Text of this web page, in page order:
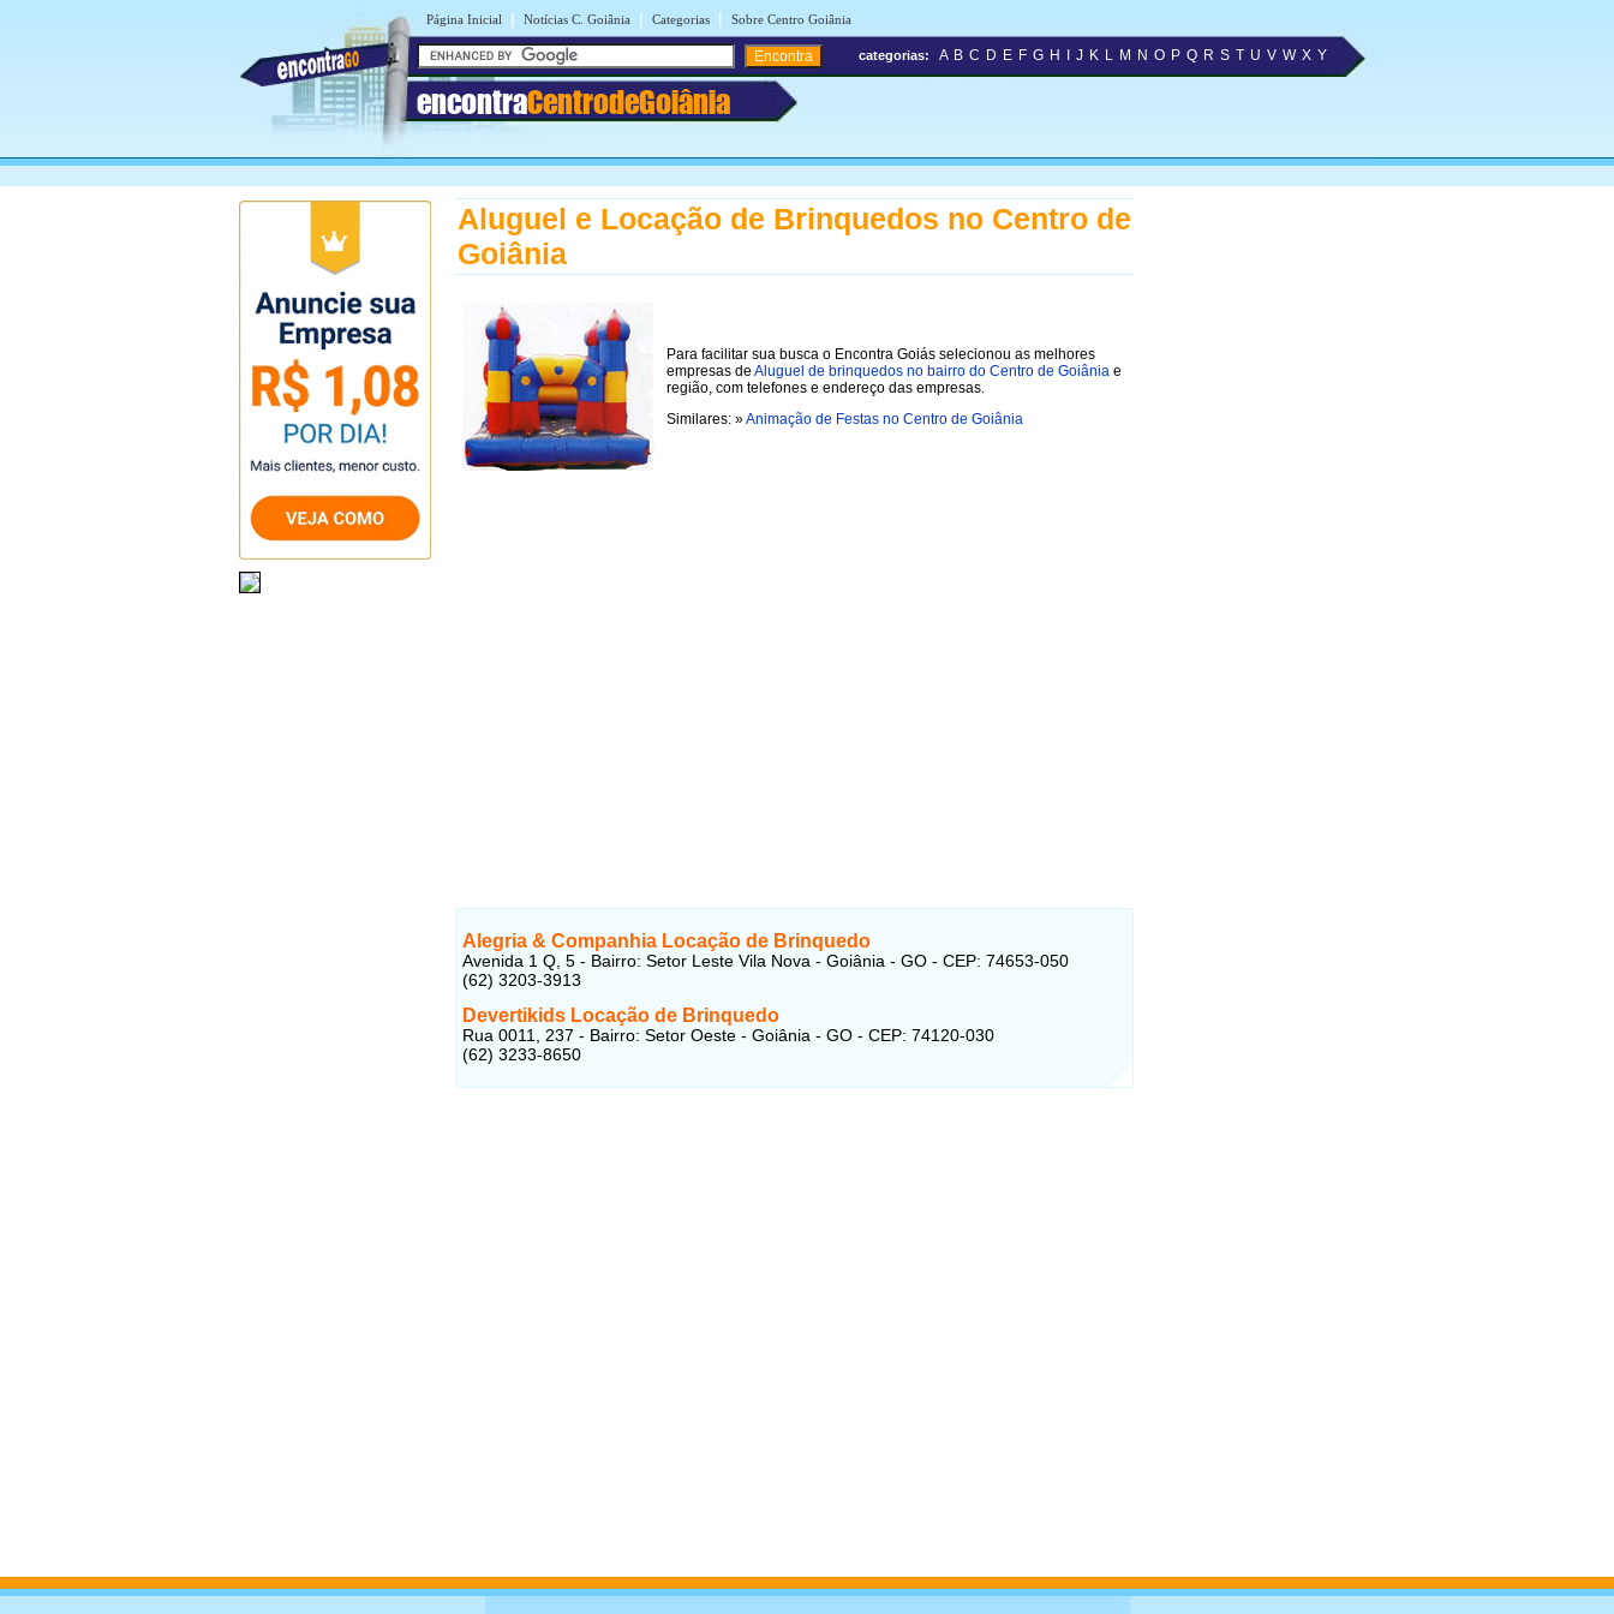
Página Inicial | Notícias C. Goiânia | Categorias | Sobre Centro Goiânia
encontraCentrodeGoiânia
categorias: A B C D E F G H J K L M N O P Q R S T U V W X Y
Aluguel e Locação de Brinquedos no Centro de
Goiânia
Para facilitar sua busca o Encontra Goiás selecionou as melhores
empresas de Aluguel de brinquedos no bairro do Centro de Goiânia e
região, com telefones e endereço das empresas.
Similares: »Animação de Festas no Centro de Goiânia
Alegria & Companhia Locação de Brinquedo
Avenida 1 Q, 5 - Bairro: Setor Leste Vila Nova - Goiânia - GO - CEP: 74653-050
(62) 3203-3913
Devertikids Locação de Brinquedo
Rua 0011, 237 - Bairro: Setor Oeste - Goiânia - GO - CEP: 74120-030
(62) 3233-8650